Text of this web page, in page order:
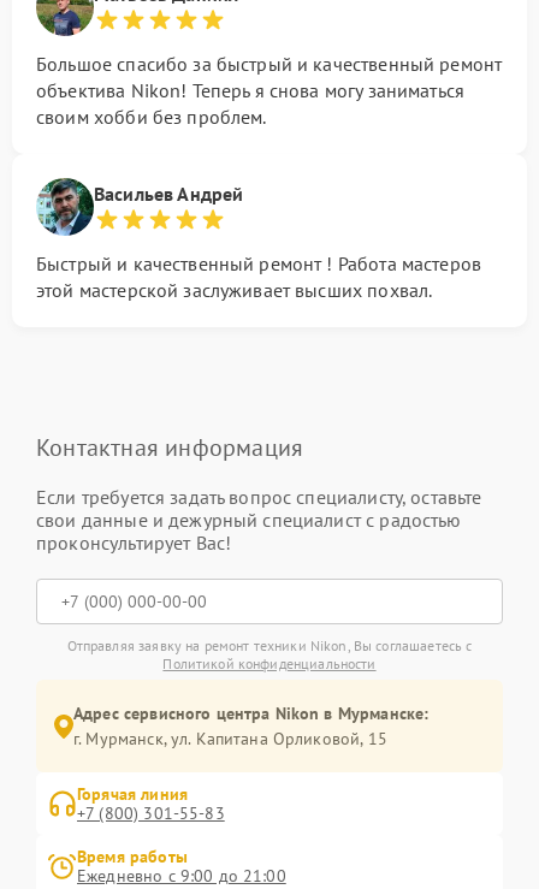
Большое спасибо за быстрый и качественный ремонт
объектива Nikon! Теперь я снова могу заниматься
своим хобби без проблем.
Васильев Андрей
Быстрый и качественный ремонт ! Работа мастеров
этой мастерской заслуживает высших похвал.
Контактная информация
Если требуется задать вопрос специалисту, оставьте
свои данные и дежурный специалист с радостью
проконсультирует Вас!
Отправляя заявку на ремонт техники Nikon, Вы соглашаетесь с
Политикой конфиденциальности
Адрес сервисного центра Nikon в Мурманске:
г. Мурманск, ул. Капитана Орликовой, 15
Горячая линия
+7 (800) 301-55-83
Время работы
Ежедневно с 9:00 до 21:00